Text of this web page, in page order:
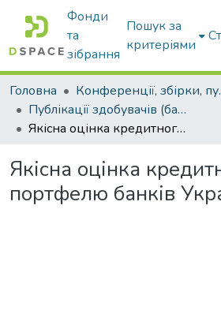
Фонди
та
зібрання
Пошук за
критеріями
Головна
Конференції,
Публікації здобувачів (бакалаврів. магістрів, аспірантів)
Якісна оцінка кредитного портфелю банків України
Якісна оцінка
портфелю банків